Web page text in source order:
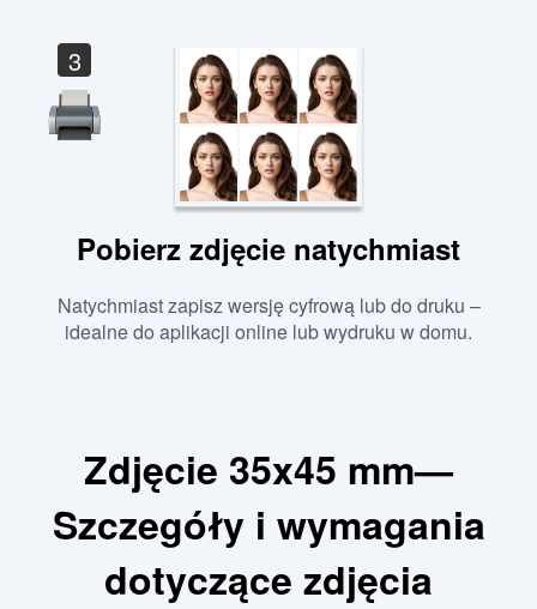
3
Pobierz zdjęcie natychmiast
Natychmiast zapisz wersję cyfrową lub do druku –
idealne do aplikacji online lub wydruku w domu.
Zdjęcie 35x45 mm—
Szczegóły i wymagania
dotyczące zdjęcia